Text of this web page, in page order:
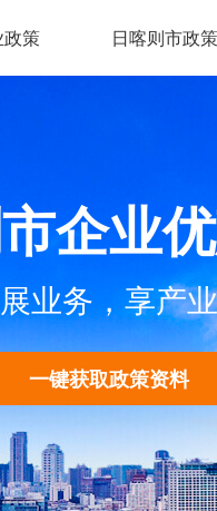
政策 日喀则市政
企业
业务，享产
一键获取政策资料